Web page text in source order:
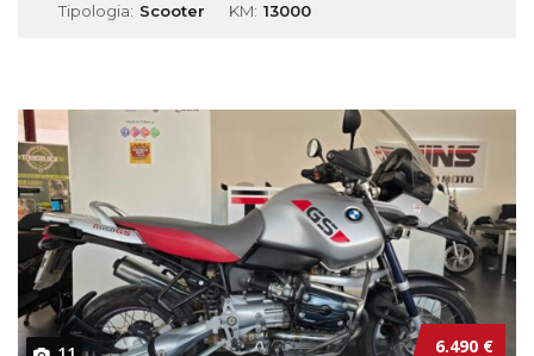
Tipologia: Scooter KM: 13000
6.490 €